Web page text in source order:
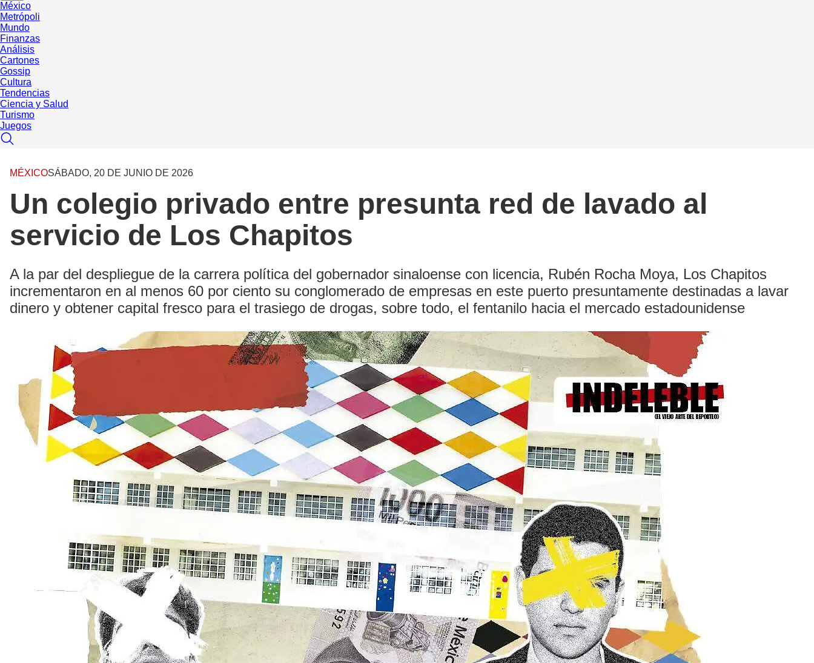
México
Metrópoli
Mundo
Finanzas
Análisis
Cartones
Gossip
Cultura
Tendencias
Ciencia y Salud
Turismo
Juegos
MÉXICOSÁBADO, 20 DE JUNIO DE 2026
Un colegio privado entre presunta red de lavado al
servicio de Los Chapitos
A la par del despliegue de la carrera política del gobernador sinaloense con licencia, Rubén Rocha Moya, Los Chapitos
incrementaron en al menos 60 por ciento su conglomerado de empresas en este puerto presuntamente destinadas a lavar
dinero y obtener capital fresco para el trasiego de drogas, sobre todo, el fentanilo hacia el mercado estadounidense